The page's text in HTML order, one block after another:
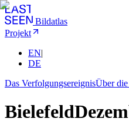
Bildatlas
Projekt
EN|
DE
Das VerfolgungsereignisÜber
Bielefeld